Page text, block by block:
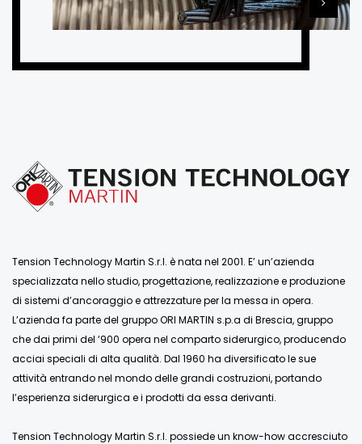
Tension Technology Martin S.r.l. è nata nel 2001. E’ un’azienda
specializzata nello studio, progettazione, realizzazione e produzione
di sistemi d’ancoraggio e attrezzature per la messa in opera.
L’azienda fa parte del gruppo ORI MARTIN s.p.a di Brescia, gruppo
che dai primi del ‘900 opera nel comparto siderurgico, producendo
acciai speciali di alta qualità. Dal 1960 ha diversificato le sue
attività entrando nel mondo delle grandi costruzioni, portando
l’esperienza siderurgica e i prodotti da essa derivanti.
Tension Technology Martin S.r.l. possiede un know-how accresciuto